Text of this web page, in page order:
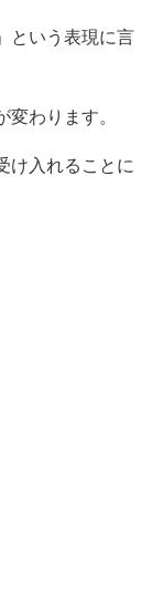
という表現に言
わります。
け入れることに